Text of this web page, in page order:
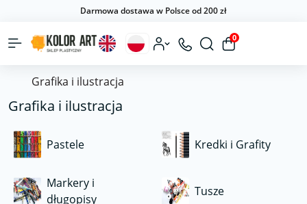
Darmowa dostawa w Polsce od 200 zł
0
Grafika i ilustracja
Grafika i ilustracja
Pastele Kredki i Grafity
Markery i
długopisy
Tusze